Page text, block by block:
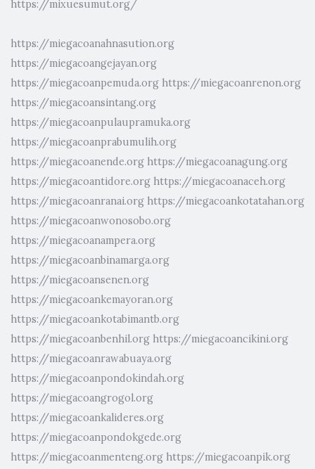
https://mixuesumut.org/
https://miegacoanahnasution.org
https://miegacoangejayan.org
https://miegacoanpemuda.org https://miegacoanrenon.org
https://miegacoansintang.org
https://miegacoanpulaupramuka.org
https://miegacoanprabumulih.org
https://miegacoanende.org https://miegacoanagung.org
https://miegacoantidore.org https://miegacoanaceh.org
https://miegacoanranai.org https://miegacoankotatahan.org
https://miegacoanwonosobo.org
https://miegacoanampera.org
https://miegacoanbinamarga.org
https://miegacoansenen.org
https://miegacoankemayoran.org
https://miegacoankotabimantb.org
https://miegacoanbenhil.org https://miegacoancikini.org
https://miegacoanrawabuaya.org
https://miegacoanpondokindah.org
https://miegacoangrogol.org
https://miegacoankalideres.org
https://miegacoanpondokgede.org
https://miegacoanmenteng.org https://miegacoanpik.org